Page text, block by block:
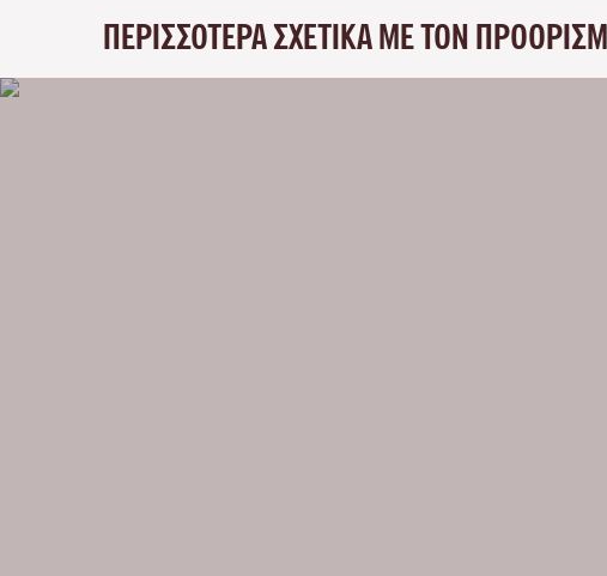
ΠΕΡΙΣΣΌΤΕΡΑ ΣΧΕΤΙΚΆ ΜΕ ΤΟΝ